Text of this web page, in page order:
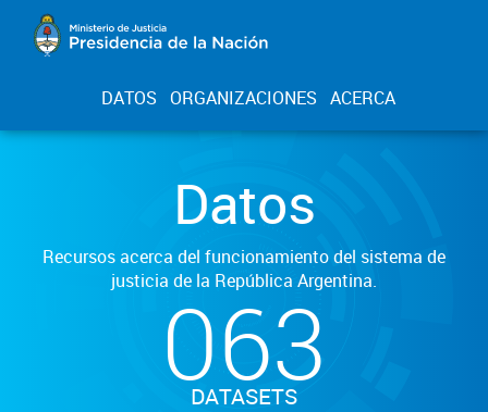
DATOS ORGANIZACIONES ACERCA
Datos
Recursos acerca del funcionamiento del sistema de
justicia de la República Argentina.
063
DATASETS